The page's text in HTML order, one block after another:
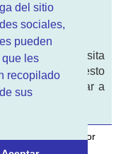
del sitio
sociales,
pueden
les
recopilado
sus
la pagina, visita
. Aquí tienes nuesto
engañar a
por